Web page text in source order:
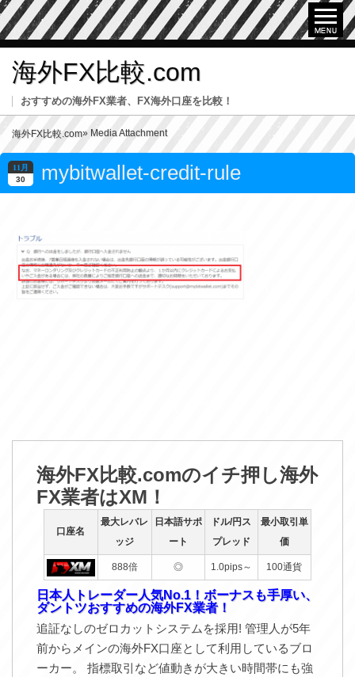
海外FX比較.com
おすすめの海外FX業者、FX海外口座を比較！
海外FX比較.com» Media Attachment
11月
30 mybitwallet-credit-rule
海外FX比較.comのイチ押し海外
FX業者はXM！
口座名
最大レバレ
ッジ
日本語サポ
ート
ドル/円ス
プレッド
最小取引単
価
888倍 ◎ 1.0pips～ 100通貨
日本人トレーダー人気No.1！ボーナスも手厚い、
ダントツおすすめの海外FX業者！
追証なしのゼロカットシステムを採用! 管理人が5年
前からメインの海外FX口座として利用しているブロ
ーカー。 指標取引など値動きが大きい時間帯にも強